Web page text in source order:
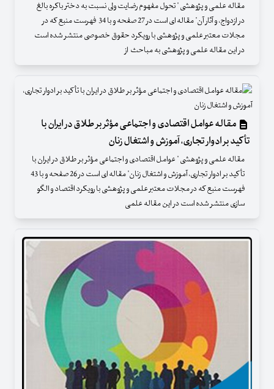
مقاله علمی و پژوهشی " تحول مفهوم رضایت ولی نسبت به دختر باکره بالغ
در ازدواج، و آثار آن" مقاله ای است در 27 صفحه و با 34 فهرست منبع که در
مجلات معتبر علمی و پژوهشی با رویکرد حقوق خصوصی منتشر شده است
در این مقاله علمی و پژوهشی به مباحث از
مقاله عوامل اقتصادی و اجتماعی مؤثر بر طلاق در ایران با
تأکید بر ادوار تجاری، آموزش و اشتغال زنان
مقاله علمی و پژوهشی " عوامل اقتصادی و اجتماعی مؤثر بر طلاق در ایران با
تأکید بر ادوار تجاری، آموزش و اشتغال زنان" مقاله ای است در 26 صفحه و با 43
فهرست منبع که در مجلات معتبر علمی و پژوهشی با رویکرد اقتصاد و الگو
سازی منتشر شده است در این مقاله علمی